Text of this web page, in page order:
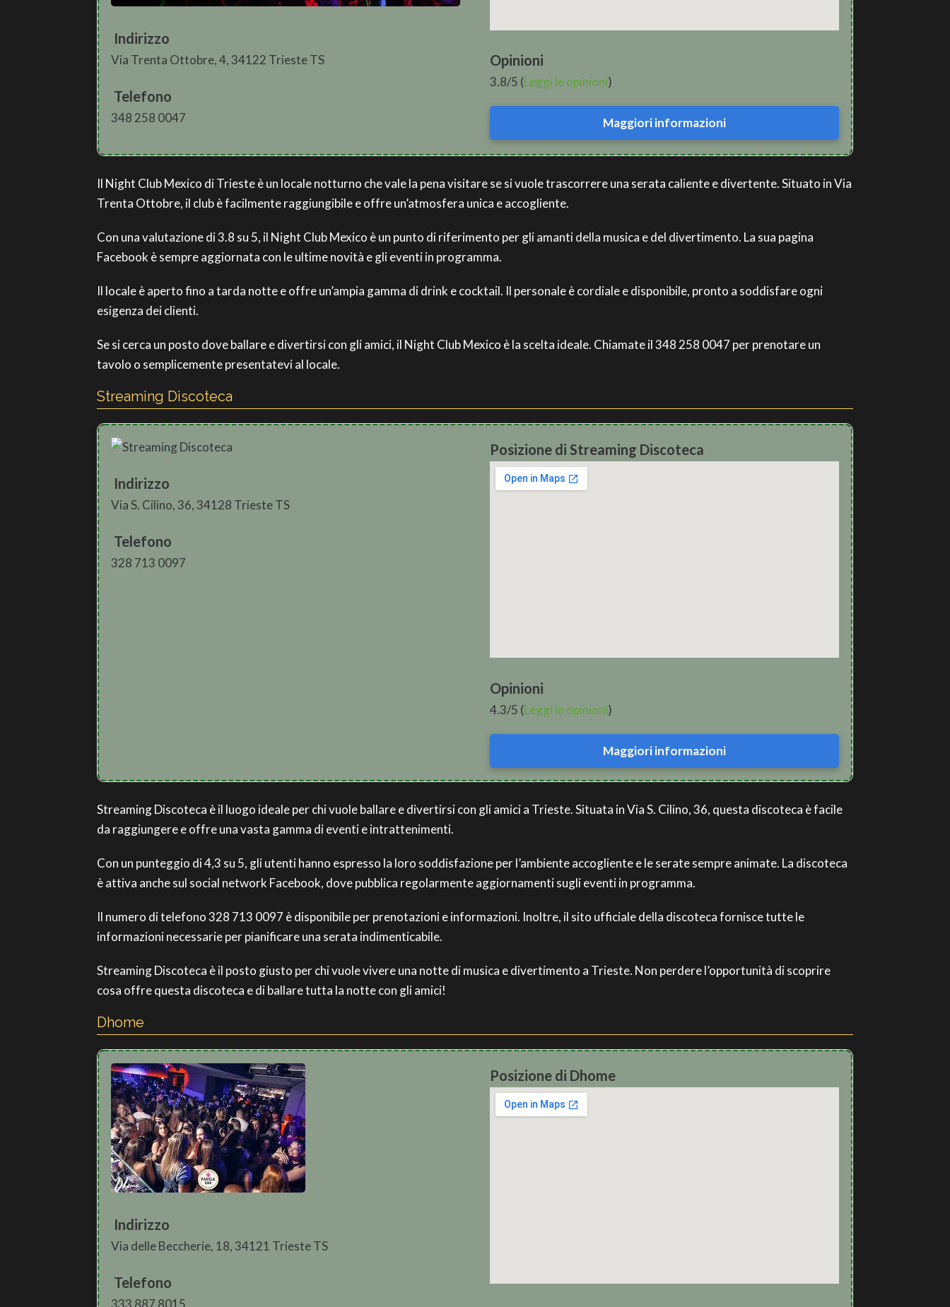
Indirizzo
Via Trenta Ottobre, 4, 34122 Trieste TS
Telefono
348 258 0047
Opinioni
3.8/5 (Leggi le opinioni)
Maggiori informazioni
Il Night Club Mexico di Trieste è un locale notturno che vale la pena visitare se si vuole trascorrere una serata caliente e divertente. Situato in Via
Trenta Ottobre, il club è facilmente raggiungibile e offre un’atmosfera unica e accogliente.
Con una valutazione di 3.8 su 5, il Night Club Mexico è un punto di riferimento per gli amanti della musica e del divertimento. La sua pagina
Facebook è sempre aggiornata con le ultime novità e gli eventi in programma.
Il locale è aperto fino a tarda notte e offre un’ampia gamma di drink e cocktail. Il personale è cordiale e disponibile, pronto a soddisfare ogni
esigenza dei clienti.
Se si cerca un posto dove ballare e divertirsi con gli amici, il Night Club Mexico è la scelta ideale. Chiamate il 348 258 0047 per prenotare un
tavolo o semplicemente presentatevi al locale.
Streaming Discoteca
Indirizzo
Via S. Cilino, 36, 34128 Trieste TS
Telefono
328 713 0097
Posizione di Streaming Discoteca
Opinioni
4.3/5 (Leggi le opinioni)
Maggiori informazioni
Streaming Discoteca è il luogo ideale per chi vuole ballare e divertirsi con gli amici a Trieste. Situata in Via S. Cilino, 36, questa discoteca è facile
da raggiungere e offre una vasta gamma di eventi e intrattenimenti.
Con un punteggio di 4,3 su 5, gli utenti hanno espresso la loro soddisfazione per l’ambiente accogliente e le serate sempre animate. La discoteca
è attiva anche sul social network Facebook, dove pubblica regolarmente aggiornamenti sugli eventi in programma.
Il numero di telefono 328 713 0097 è disponibile per prenotazioni e informazioni. Inoltre, il sito ufficiale della discoteca fornisce tutte le
informazioni necessarie per pianificare una serata indimenticabile.
Streaming Discoteca è il posto giusto per chi vuole vivere una notte di musica e divertimento a Trieste. Non perdere l’opportunità di scoprire
cosa offre questa discoteca e di ballare tutta la notte con gli amici!
Dhome
Indirizzo
Via delle Beccherie, 18, 34121 Trieste TS
Telefono
Posizione di Dhome